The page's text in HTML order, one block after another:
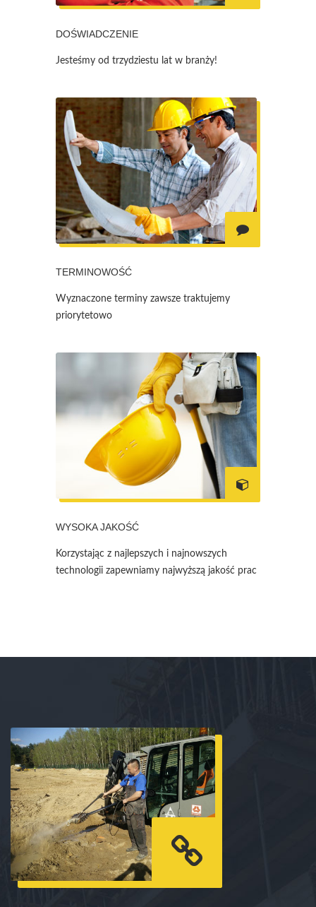
DOŚWIADCZENIE
Jesteśmy od trzydziestu lat w branży!
TERMINOWOŚĆ
Wyznaczone terminy zawsze traktujemy
priorytetowo
WYSOKA JAKOŚĆ
Korzystając z najlepszych i najnowszych
technologii zapewniamy najwyższą jakość prac